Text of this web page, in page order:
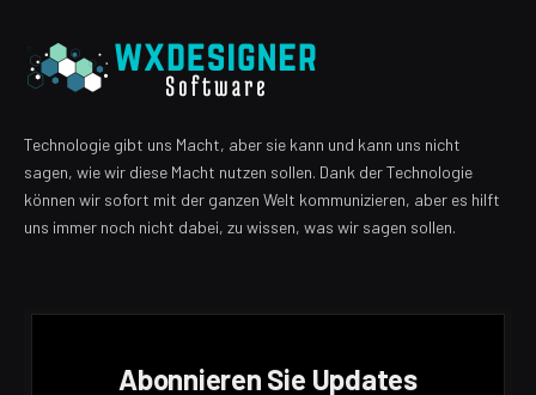
Technologie gibt uns Macht, aber sie kann und kann uns nicht
sagen, wie wir diese Macht nutzen sollen. Dank der Technologie
können wir sofort mit der ganzen Welt kommunizieren, aber es hilft
uns immer noch nicht dabei, zu wissen, was wir sagen sollen.
Abonnieren Sie Updates